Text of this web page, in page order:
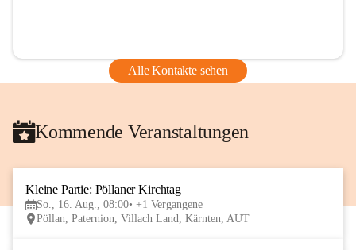
Alle Kontakte sehen
Kommende Veranstaltungen
Kleine Partie: Pöllaner Kirchtag
So., 16. Aug., 08:00 +1 Vergangene
Pöllan, Paternion, Villach Land, Kärnten, AUT